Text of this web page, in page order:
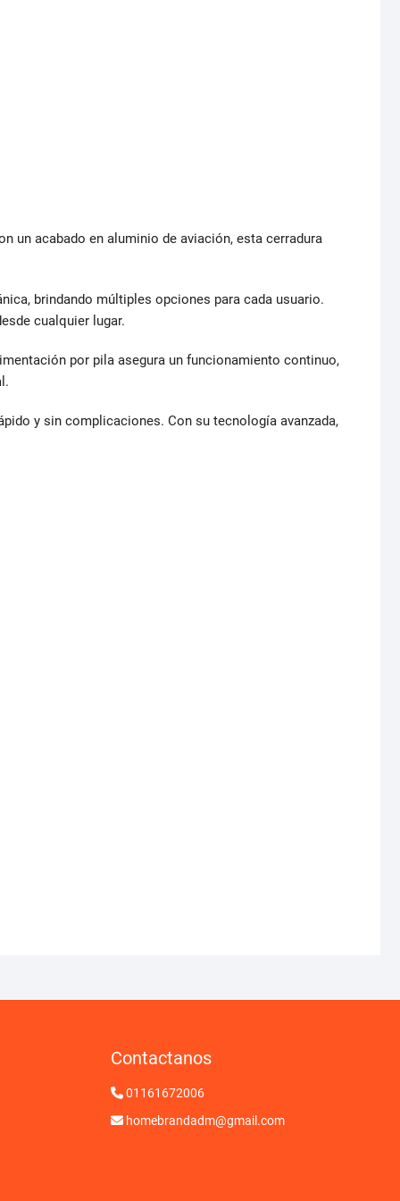
un acabado en aluminio de aviación, esta cerradura
brindando múltiples opciones para cada usuario.
cualquier lugar.
por pila asegura un funcionamiento continuo,
y sin complicaciones. Con su tecnología avanzada,
Contactanos
01161672006
homebrandadm@gmail.com